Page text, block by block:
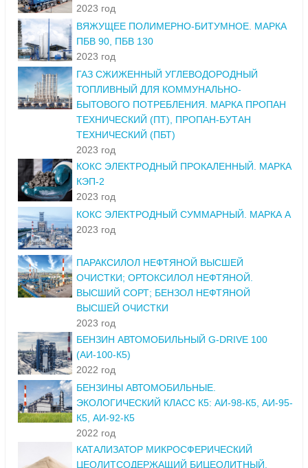
2023 год
ВЯЖУЩЕЕ ПОЛИМЕРНО-БИТУМНОЕ. МАРКА
ПБВ 90, ПБВ 130
2023 год
ГАЗ СЖИЖЕННЫЙ УГЛЕВОДОРОДНЫЙ
ТОПЛИВНЫЙ ДЛЯ КОММУНАЛЬНО-
БЫТОВОГО ПОТРЕБЛЕНИЯ. МАРКА ПРОПАН
ТЕХНИЧЕСКИЙ (ПТ), ПРОПАН-БУТАН
ТЕХНИЧЕСКИЙ (ПБТ)
2023 год
КОКС ЭЛЕКТРОДНЫЙ ПРОКАЛЕННЫЙ. МАРКА
КЭП-2
2023 год
КОКС ЭЛЕКТРОДНЫЙ СУММАРНЫЙ. МАРКА А
2023 год
ПАРАКСИЛОЛ НЕФТЯНОЙ ВЫСШЕЙ
ОЧИСТКИ; ОРТОКСИЛОЛ НЕФТЯНОЙ.
ВЫСШИЙ СОРТ; БЕНЗОЛ НЕФТЯНОЙ
ВЫСШЕЙ ОЧИСТКИ
2023 год
БЕНЗИН АВТОМОБИЛЬНЫЙ G-DRIVE 100
(АИ-100-К5)
2022 год
БЕНЗИНЫ АВТОМОБИЛЬНЫЕ.
ЭКОЛОГИЧЕСКИЙ КЛАСС К5: АИ-98-К5, АИ-95-
К5, АИ-92-К5
2022 год
КАТАЛИЗАТОР МИКРОСФЕРИЧЕСКИЙ
ЦЕОЛИТСОДЕРЖАЩИЙ БИЦЕОЛИТНЫЙ.